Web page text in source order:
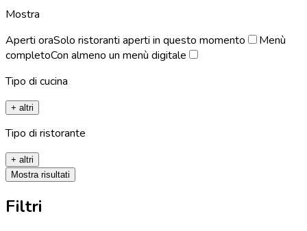
Mostra
Aperti oraSolo ristoranti aperti in questo momento
Menù
completoCon almeno un menù digitale
Tipo di cucina
+ altri
Tipo di ristorante
+ altri
Mostra risultati
Filtri